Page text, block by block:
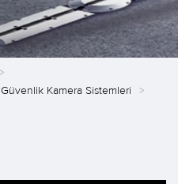
Güvenlik Kamera Sistemleri